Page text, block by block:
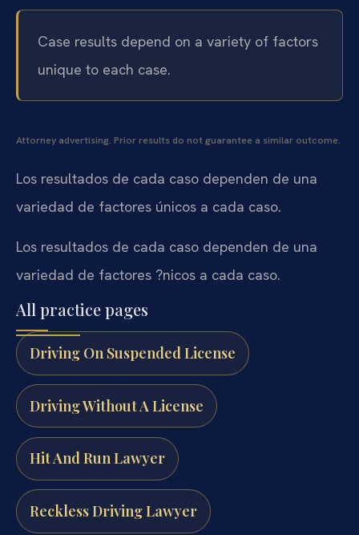
Case results depend on a variety of factors
unique to each case.
Attorney advertising. Prior results do not guarantee a similar outcome.
Los resultados de cada caso dependen de una
variedad de factores únicos a cada caso.
Los resultados de cada caso dependen de una
variedad de factores ?nicos a cada caso.
All practice pages
Driving On Suspended License
Driving Without A License
Hit And Run Lawyer
Reckless Driving Lawyer